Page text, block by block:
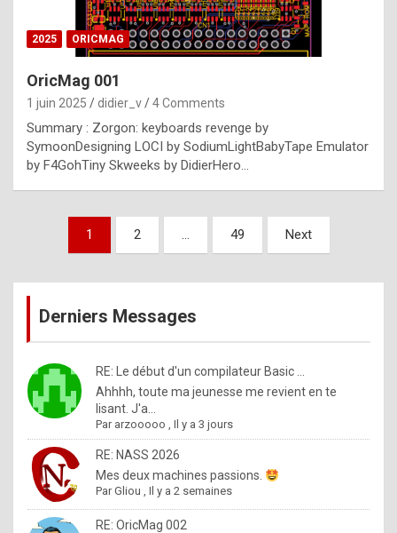
o
n
y
l
e
x
a
%
m
a
d
b
y
2025 ORICMAG
OricMag 001
1 juin 2025 didier_v 4 Comments
Summary : Zorgon: keyboards revenge by
SymoonDesigning LOCI by SodiumLightBabyTape Emulator
by F4GohTiny Skweeks by DidierHero…
Pagination
publications
1 2 … 49 Next
Derniers Messages
RE: Le début d'un compilateur Basic ...
Ahhhh, toute ma jeunesse me revient en te
lisant. J'a...
Par arzooooo ,Il y a 3 jours
RE: NASS 2026
Mes deux machines passions.
ParGliou ,Il y a 2 semaines
RE: OricMag 002